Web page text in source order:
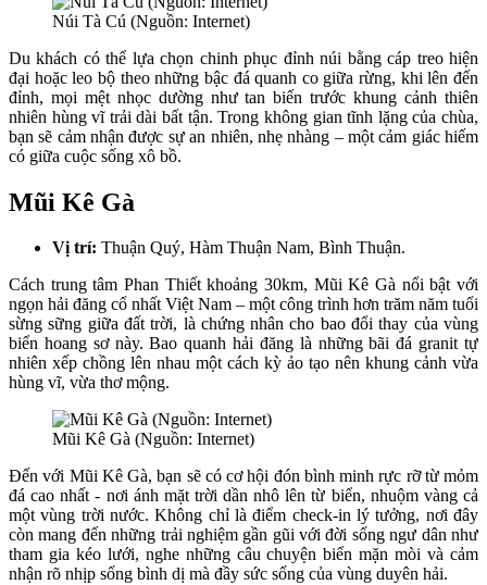
Núi Tà Cú (Nguồn: Internet)
Du khách có thể lựa chọn chinh phục đỉnh núi bằng cáp treo hiện
đại hoặc leo bộ theo những bậc đá quanh co giữa rừng, khi lên đến
đỉnh, mọi mệt nhọc dường như tan biến trước khung cảnh thiên
nhiên hùng vĩ trải dài bất tận. Trong không gian tĩnh lặng của chùa,
bạn sẽ cảm nhận được sự an nhiên, nhẹ nhàng – một cảm giác hiếm
có giữa cuộc sống xô bồ.
Mũi Kê Gà
Vị trí: Thuận Quý, Hàm Thuận Nam, Bình Thuận.
Cách trung tâm Phan Thiết khoảng 30km, Mũi Kê Gà nổi bật với
ngọn hải đăng cổ nhất Việt Nam – một công trình hơn trăm năm tuổi
sừng sững giữa đất trời, là chứng nhân cho bao đổi thay của vùng
biển hoang sơ này. Bao quanh hải đăng là những bãi đá granit tự
nhiên xếp chồng lên nhau một cách kỳ ảo tạo nên khung cảnh vừa
hùng vĩ, vừa thơ mộng.
Mũi Kê Gà (Nguồn: Internet)
Đến với Mũi Kê Gà, bạn sẽ có cơ hội đón bình minh rực rỡ từ mỏm
đá cao nhất - nơi ánh mặt trời dần nhô lên từ biển, nhuộm vàng cả
một vùng trời nước. Không chỉ là điểm check-in lý tưởng, nơi đây
còn mang đến những trải nghiệm gần gũi với đời sống ngư dân như
tham gia kéo lưới, nghe những câu chuyện biển mặn mòi và cảm
nhận rõ nhịp sống bình dị mà đầy sức sống của vùng duyên hải.